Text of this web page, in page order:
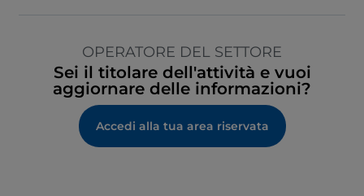
OPERATORE DEL SETTORE
Sei il titolare dell'attività e vuoi
aggiornare delle informazioni?
Accedi alla tua area riservata